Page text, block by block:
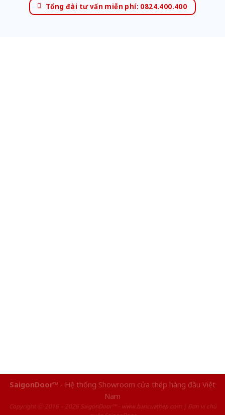
Tổng đài tư vấn miễn phí: 0824.400.400
SaigonDoor™ - Hệ thống Showroom cửa thép hàng đầu Việt
Nam
Copyright ⓒ 2016 – 2026 SaigonDoor™ - www.bancuathep.com | Đơn vị chủ